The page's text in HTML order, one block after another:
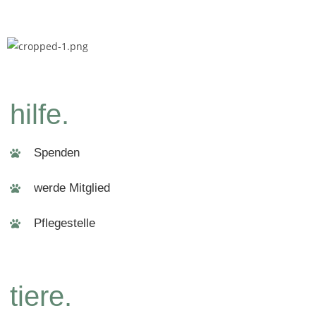
hilfe.
Spenden
werde Mitglied
Pflegestelle
tiere.